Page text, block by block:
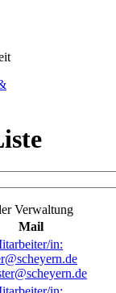
Verwaltung
Mail